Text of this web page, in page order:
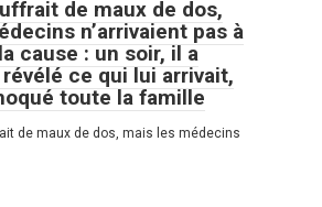
de maux de dos,
n’arrivaient pas à
cause : un soir, il a
ce qui lui arrivait,
toute la famille
de maux de dos, mais les médecins